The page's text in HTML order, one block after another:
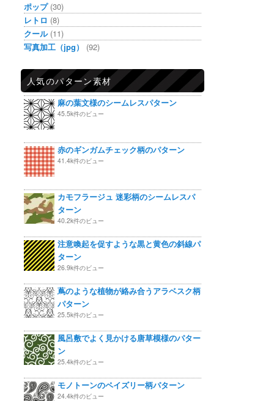
ポップ(30)
レトロ (8)
クール(11)
写真加工（jpg）
(92)
人気のパターン素材
麻の葉文様のシームレスパターン
45.5k件のビュー
赤のギンガムチェック柄のパターン
41.4k件のビュー
カモフラージュ 迷彩柄のシームレスパ
ターン
40.2k件のビュー
注意喚起を促すような黒と黄色の斜線パ
ターン
26.9k件のビュー
蔦のような植物が絡み合うアラベスク柄
パターン
25.5k件のビュー
風呂敷でよく見かける唐草模様のパター
ン
25.4k件のビュー
モノトーンのペイズリー柄パターン
24.4k件のビュー